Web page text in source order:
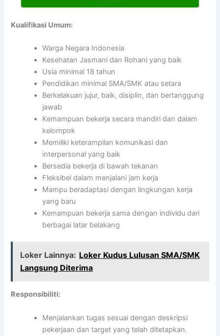
Kualifikasi Umum:
Warga Negara Indonesia
Kesehatan Jasmani dan Rohani yang baik
Usia minimal 18 tahun
Pendidikan minimal SMA/SMK atau setara
Berkelakuan jujur, baik, disiplin, dan bertanggung
jawab
Kemampuan bekerja secara mandiri dan dalam
kelompok
Memiliki keterampilan komunikasi dan
interpersonal yang baik
Bersedia bekerja di bawah tekanan
Fleksibel dalam menjalani jam kerja
Mampu beradaptasi dengan lingkungan kerja
yang baru
Kemampuan bekerja sama dengan individu dari
berbagai latar belakang
Loker Lainnya: Loker Kudus Lulusan SMA/SMK
Langsung Diterima
Responsibiliti:
Menjalankan tugas sesuai dengan deskripsi
pekerjaan dan target yang telah ditetapkan.